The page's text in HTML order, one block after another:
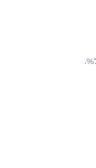
باستخدام معقمات قوية تحتوي على نسبة كحول تزيد عن 75%،